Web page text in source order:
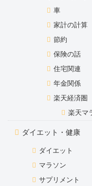
車
家計の計算
節約
保険の話
住宅関連
年金関係
楽天経済圏
楽天マ
ダイエット・健康
ダイエット
マラソン
サプリメント